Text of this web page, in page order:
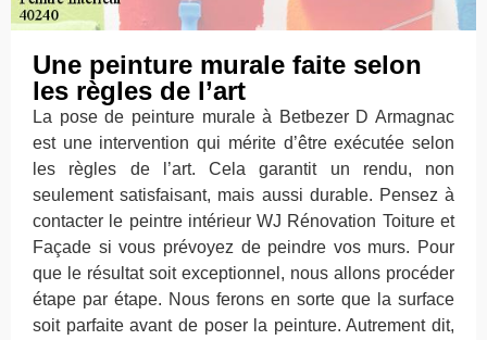
Une peinture murale faite selon
les règles de l’art
La pose de peinture murale à Betbezer D Armagnac
est une intervention qui mérite d’être exécutée selon
les règles de l’art. Cela garantit un rendu, non
seulement satisfaisant, mais aussi durable. Pensez à
contacter le peintre intérieur WJ Rénovation Toiture et
Façade si vous prévoyez de peindre vos murs. Pour
que le résultat soit exceptionnel, nous allons procéder
étape par étape. Nous ferons en sorte que la surface
soit parfaite avant de poser la peinture. Autrement dit,